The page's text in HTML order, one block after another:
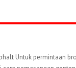
Untuk permintaan